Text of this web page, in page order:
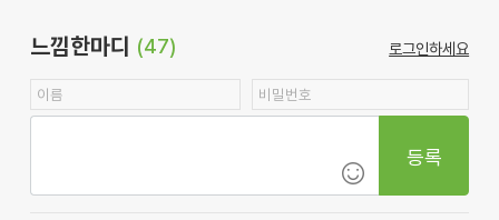
느낌한마디 (47) 로그인하세요
등록